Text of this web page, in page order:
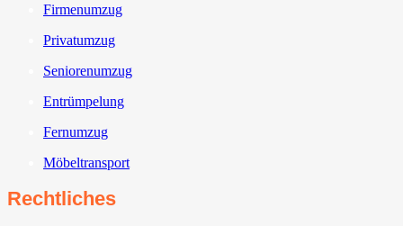
Firmenumzug
Privatumzug
Seniorenumzug
Entrümpelung
Fernumzug
Möbeltransport
Rechtliches